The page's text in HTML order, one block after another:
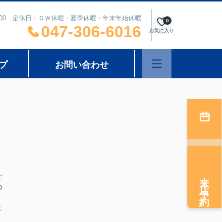
定休日：ＧＷ休暇・夏季休暇・年末年始休暇
047-306-6016 お気に入り
0
お問い合わせ
来店予約